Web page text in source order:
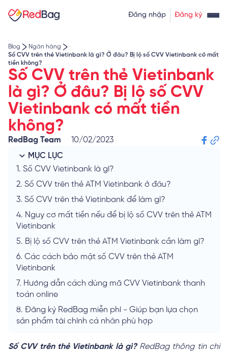
Đăng nhập Đăng ký
Tính lãi vay
Về chúng tôi
Blog
Ngân hàng
Số CVV trên thẻ Vietinbank là gì? Ở đâu? Bị lộ số CVV Vietinbank có mất
tiền không?
Số CVV trên thẻ Vietinbank
là gì? Ở đâu? Bị lộ số CVV
Vietinbank có mất tiền
không?
RedBag Team
10/02/2023
MỤC LỤC
1. Số CVV Vietinbank là gì?
2. Số CVV trên thẻ ATM Vietinbank ở đâu?
3. Số CVV trên thẻ Vietinbank để làm gì?
4. Nguy cơ mất tiền nếu để bị lộ số CVV trên thẻ ATM
Vietinbank
5. Bị lộ số CVV trên thẻ ATM Vietinbank cần làm gì?
6. Các cách bảo mật số CVV trên thẻ ATM
Vietinbank
7. Hướng dẫn cách dùng mã CVV Vietinbank thanh
toán online
8. Đăng ký RedBag miễn phí - Giúp bạn lựa chọn
sản phẩm tài chính cá nhân phù hợp
Số CVV trên thẻ Vietinbank là gì?RedBag thông tin chi